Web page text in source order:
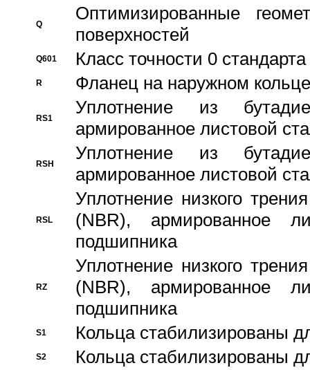
Q
Оптимизированные
поверхностей
Q601 Класс точности 0
R Фланец на наружном кольце
RS1
Уплотнение из
армированное листовой
RSH
Уплотнение из
армированное листовой
RSL
Уплотнение низкого
(NBR), армированное
подшипника
RZ
Уплотнение низкого
(NBR), армированное
подшипника
S1 Кольца стабилизированы
S2 Кольца стабилизированы